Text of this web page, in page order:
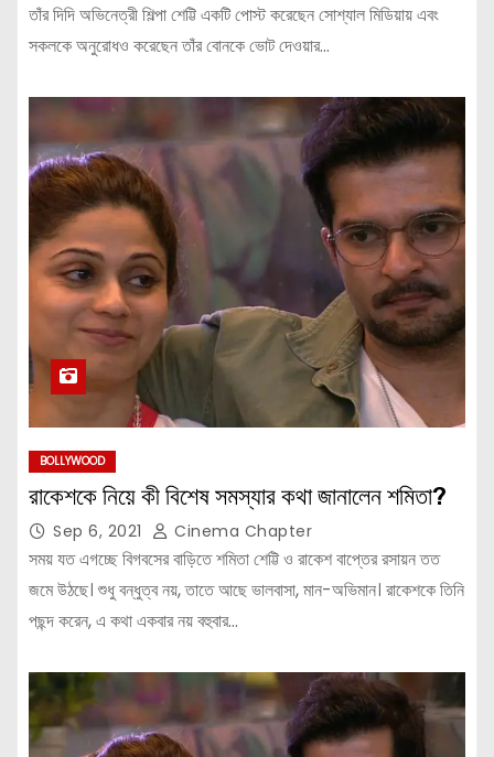
তাঁর দিদি অভিনেত্রী শিল্পা শেট্টি একটি পোস্ট করেছেন সোশ্যাল মিডিয়ায় এবং
সকলকে অনুরোধও করেছেন তাঁর বোনকে ভোট দেওয়ার…
BOLLYWOOD
রাকেশকে নিয়ে কী বিশেষ সমস্যার কথা জানালেন শমিতা?
Sep 6, 2021 Cinema Chapter
সময় যত এগচ্ছে বিগবসের বাড়িতে শমিতা শেট্টি ও রাকেশ বাপ্তের রসায়ন তত
জমে উঠছে। শুধু বন্ধুত্ব নয়, তাতে আছে ভালবাসা, মান-অভিমান। রাকেশকে তিনি
পছন্দ করেন, এ কথা একবার নয় বহুবার…